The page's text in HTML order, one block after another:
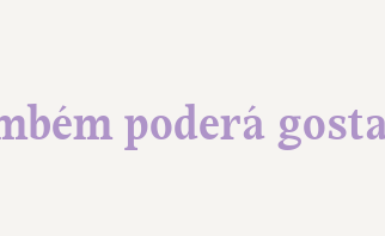
poderá